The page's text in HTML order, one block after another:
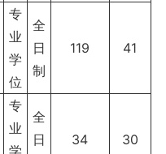
专
业
学
位
全
日
制
119 41
专
业
全
日
34 30